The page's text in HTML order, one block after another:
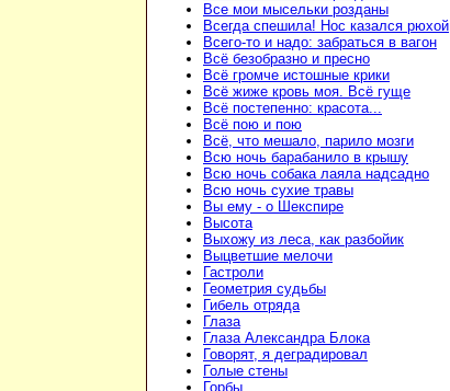
Все мои мысельки розданы
Всегда спешила! Нос казался рюхой
Всего-то и надо: забраться в вагон
Всё безобразно и пресно
Всё громче истошные крики
Всё жиже кровь моя. Всё гуще
Всё постепенно: красота...
Всё пою и пою
Всё, что мешало, парило мозги
Всю ночь барабанило в крышу
Всю ночь собака лаяла надсадно
Всю ночь сухие травы
Вы ему - о Шекспире
Высота
Выхожу из леса, как разбойик
Выцветшие мелочи
Гастроли
Геометрия судьбы
Гибель отряда
Глаза
Глаза Александра Блока
Говорят, я деградировал
Голые стены
Горбы